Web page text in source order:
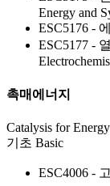
Energy and
ESC5176 -
ESC5177 -
촉매에너지
Catalysis for Energy
기초 Basic
ESC4006 -